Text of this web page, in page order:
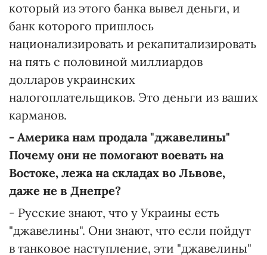
который из этого банка вывел деньги, и
банк которого пришлось
национализировать и рекапитализировать
на пять с половиной миллиардов
долларов украинских
налогоплательщиков. Это деньги из ваших
карманов.
- Америка нам продала "джавелины"
Почему они не помогают воевать на
Востоке, лежа на складах во Львове,
даже не в Днепре?
- Русские знают, что у Украины есть
"джавелины". Они знают, что если пойдут
в танковое наступление, эти "джавелины"